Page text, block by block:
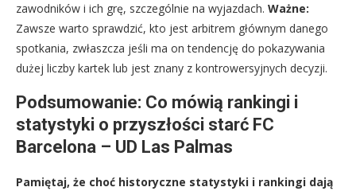
zawodników i ich grę, szczególnie na wyjazdach. Ważne:
Zawsze warto sprawdzić, kto jest arbitrem głównym danego
spotkania, zwłaszcza jeśli ma on tendencję do pokazywania
dużej liczby kartek lub jest znany z kontrowersyjnych decyzji.
Podsumowanie: Co mówią rankingi i
statystyki o przyszłości starć FC
Barcelona – UD Las Palmas
Pamiętaj, że choć historyczne statystyki i rankingi dają